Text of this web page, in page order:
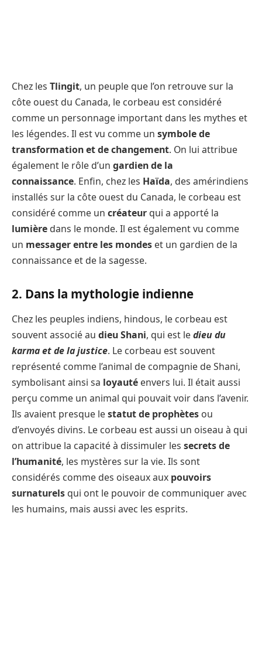
Chez les Tlingit, un peuple que l’on retrouve sur la
côte ouest du Canada, le corbeau est considéré
comme un personnage important dans les mythes et
les légendes. Il est vu comme un symbole de
transformation et de changement. On lui attribue
également le rôle d’un gardien de la
connaissance. Enfin, chez les Haïda, des amérindiens
installés sur la côte ouest du Canada, le corbeau est
considéré comme un créateur qui a apporté la
lumière dans le monde. Il est également vu comme
un messager entre les mondes et un gardien de la
connaissance et de la sagesse.
2. Dans la mythologie indienne
Chez les peuples indiens, hindous, le corbeau est
souvent associé au dieu Shani, qui est ledieu du
karma et de la justice. Le corbeau est souvent
représenté comme l’animal de compagnie de Shani,
symbolisant ainsi sa loyauté envers lui. Il était aussi
perçu comme un animal qui pouvait voir dans l’avenir.
Ils avaient presque lestatut de prophètes ou
d’envoyés divins. Le corbeau est aussi un oiseau à qui
on attribue la capacité à dissimuler les secrets de
l’humanité, les mystères sur la vie. Ils sont
considérés comme des oiseaux aux pouvoirs
surnaturels qui ont le pouvoir de communiquer avec
les humains, mais aussi avec les esprits.